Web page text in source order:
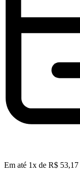
Em até 1x de R$ 53,17